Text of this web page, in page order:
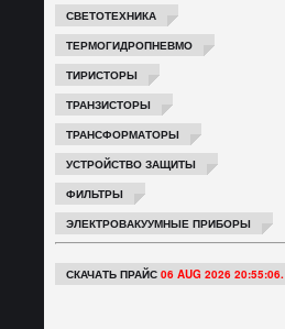
СВЕТОТЕХНИКА
ТЕРМОГИДРОПНЕВМО
ТИРИСТОРЫ
ТРАНЗИСТОРЫ
ТРАНСФОРМАТОРЫ
УСТРОЙСТВО ЗАЩИТЫ
ФИЛЬТРЫ
ЭЛЕКТРОВАКУУМНЫЕ ПРИБОРЫ
СКАЧАТЬ ПРАЙС 06 AUG 2026 20:55:06.